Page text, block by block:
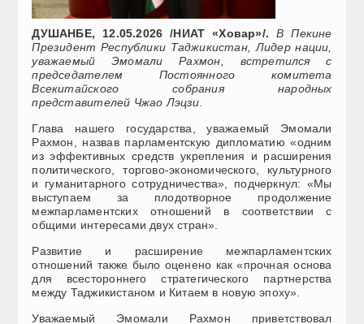
ДУШАНБЕ, 12.05.2026 /НИАТ «Ховар»/.
В Пекине
Президент Республики Таджикистан, Лидер нации,
уважаемый Эмомали Рахмон, встретился с
председателем Постоянного комитета
Всекитайского собрания народных
представителей Чжао Лэцзи.
Глава нашего государства, уважаемый Эмомали
Рахмон, назвав парламентскую дипломатию «одним
из эффективных средств укрепления и расширения
политического, торгово-экономического, культурного
и гуманитарного сотрудничества», подчеркнул: «Мы
выступаем за плодотворное продолжение
межпарламентских отношений в соответствии с
общими интересами двух стран».
Развитие и расширение межпарламентских
отношений также было оценено как «прочная основа
для всестороннего стратегического партнерства
между Таджикистаном и Китаем в новую эпоху».
Уважаемый Эмомали Рахмон приветствовал